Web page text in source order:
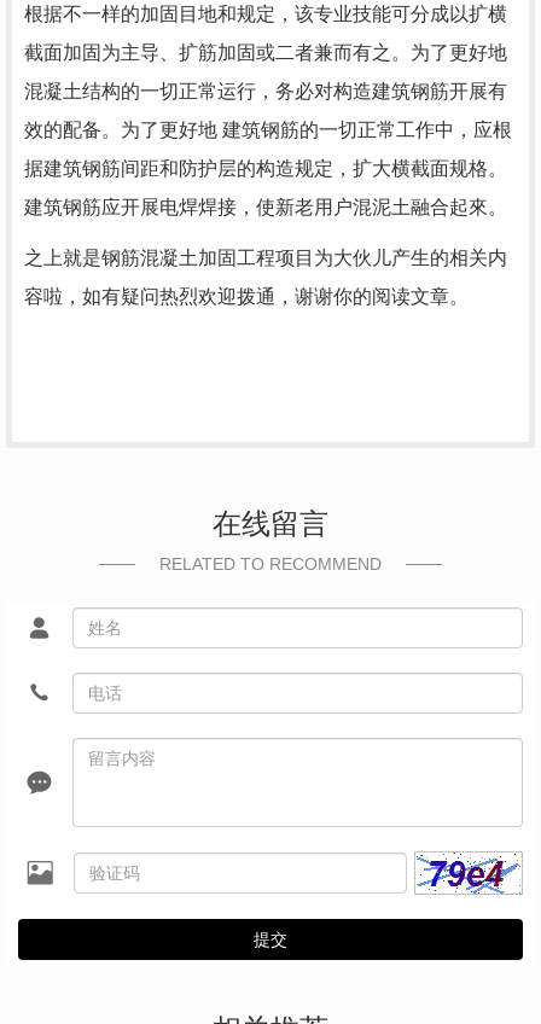
根据不一样的加固目地和规定，该专业技能可分成以扩横
截面加固为主导、扩筋加固或二者兼而有之。为了更好地
混凝土结构的一切正常运行，务必对构造建筑钢筋开展有
效的配备。为了更好地 建筑钢筋的一切正常工作中，应根
据建筑钢筋间距和防护层的构造规定，扩大横截面规格。
建筑钢筋应开展电焊焊接，使新老用户混泥土融合起來。
之上就是钢筋混凝土加固工程项目为大伙儿产生的相关内
容啦，如有疑问热烈欢迎拨通，谢谢你的阅读文章。
在线留言
RELATED TO RECOMMEND
提交